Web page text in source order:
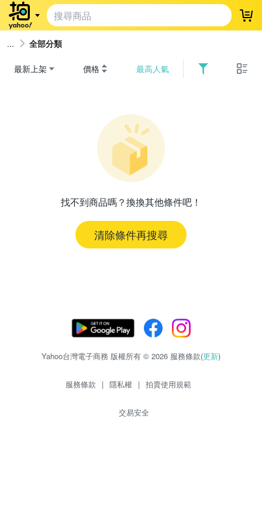
登
全部分類
最新上架 價格 最高人氣
找不到商品嗎？換換其他條件吧！
清除條件再搜尋
Yahoo台灣電子商務 版權所有 © 2026 服務條款(更新)
服務條款 | 隱私權 | 拍賣使用規範
交易安全